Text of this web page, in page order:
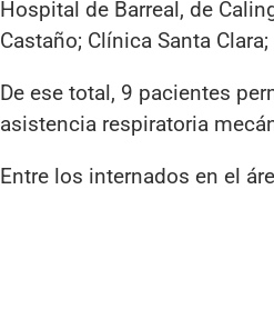
Hospital de Barreal, de
Castaño; Clínica Santa
De ese total, 9 pacientes
asistencia respiratoria
Entre los internados en el